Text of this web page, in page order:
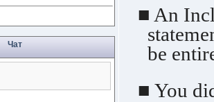
Чат
■ An
be
■ You